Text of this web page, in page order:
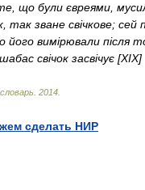
що були євреями,
так зване свічкове; сей
вимірювали після
свічок засвічує [XIX]
2014
сделать НИР